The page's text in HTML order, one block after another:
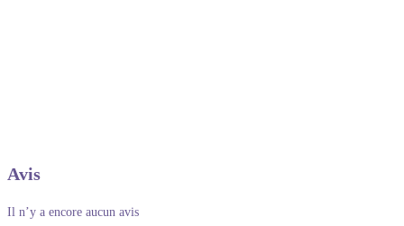
Avis
Il n’y a encore aucun avis